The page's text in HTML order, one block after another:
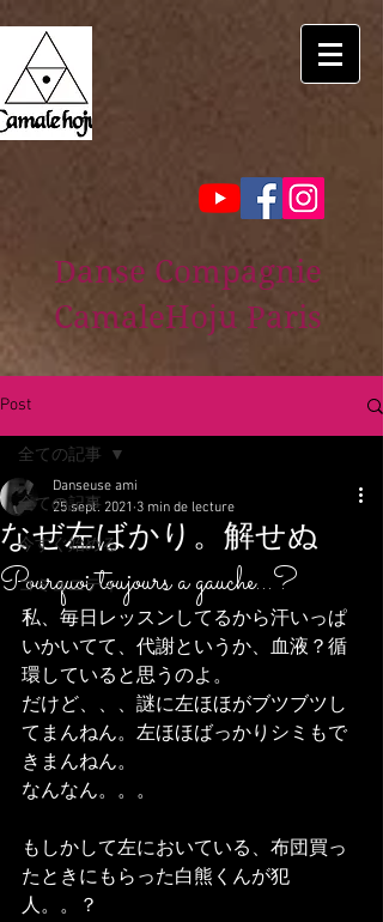
Danse Compagnie
CamaleHoju Paris
Post
全ての記事
今すぐ始める
コミュニティ
全ての記事
なぜ左ばかり。解せぬ
Pourquoi toujours a gauche...?
Danseuse ami
25 sept. 2021 3 min de lecture
私、毎日レッスンしてるから汗いっぱ
いかいてて、代謝というか、血液？循
環していると思うのよ。
だけど、、、謎に左ほほがブツブツし
てまんねん。左ほほばっかりシミもで
きまんねん。
なんなん。。。
もしかして左においている、布団買っ
たときにもらった白熊くんが犯
人。。？